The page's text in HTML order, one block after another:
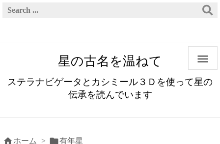
星の古名を温ねて
ステラナビゲータとカシミール３Ｄを使って星の
伝承を読んでいます

 ホーム > 有年星